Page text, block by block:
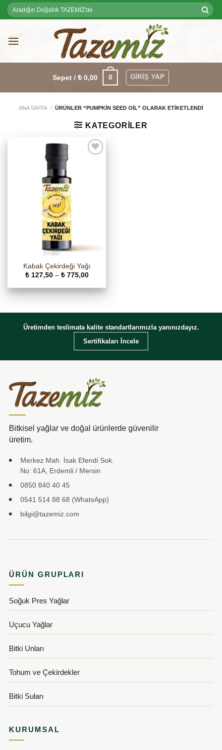
Skip
to
Ara:
Sepet / ₺0,00 0 GIRIŞ YAP
ANA SAYFA / ÜRÜNLER “PUMPKIN SEED OIL” OLARAK ETIKETLENDI
KATEGORILER
Kabak Çekirdeği Yağı
₺127,50 – ₺775,00Fiyat
₺ 127,50
-
Üretimden teslimata kalite standartlarımızla yanınızdayız.
Sertifikaları İncele
Bitkisel yağlar ve doğal ürünlerde güvenilir
üretim.
Merkez Mah. İsak Efendi Sok.
No: 61A, Erdemli / Mersin
0850 840 40 45
0541 514 88 68 (WhatsApp)
bilgi@tazemiz.com
ÜRÜN GRUPLARI
Soğuk Pres Yağlar
Uçucu Yağlar
Bitki Unları
Tohum ve Çekirdekler
Bitki Suları
KURUMSAL